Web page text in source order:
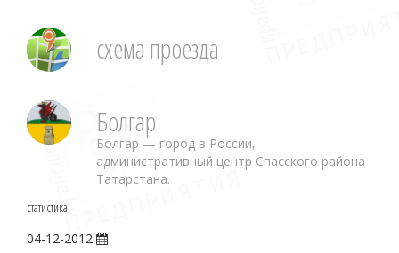
схема проезда
Болгар
Болгар — город в России,
административный центр Спасского района
Татарстана.
статистика
04-12-2012